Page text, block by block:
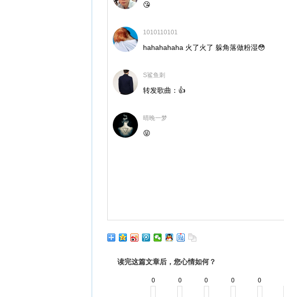
😘
1010110101
hahahahaha 火了火了 躲角落做粉湿😳
S鲨鱼刺
转发歌曲：👍
晴晚一梦
😝
读完这篇文章后，您心情如何？
0 0 0 0 0